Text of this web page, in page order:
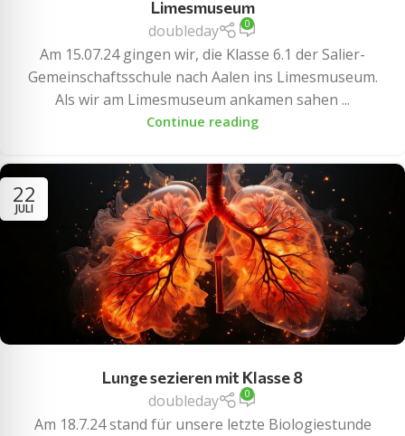
Limesmuseum
doubleday
0
Am 15.07.24 gingen wir, die Klasse 6.1 der Salier-
Gemeinschaftsschule nach Aalen ins Limesmuseum.
Als wir am Limesmuseum ankamen sahen ...
Continue reading
22
JULI
Lunge sezieren mit Klasse 8
doubleday
0
Am 18.7.24 stand für unsere letzte Biologiestunde